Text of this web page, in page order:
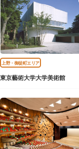
上野・御徒町エリア
東京藝術大学大学美術館